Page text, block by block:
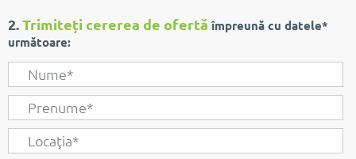
2.Trimiteți cererea de ofertă împreună cu datele*
următoare: